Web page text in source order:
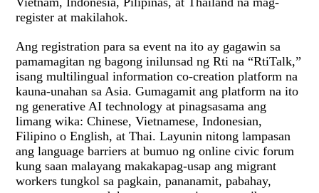
register at makilahok.
Ang registration para sa event na ito ay gagawin sa
pamamagitan ng bagong inilunsad ng Rti na “RtiTalk,”
isang multilingual information co-creation platform na
kauna-unahan sa Asia. Gumagamit ang platform na ito
ng generative AI technology at pinagsasama ang
limang wika: Chinese, Vietnamese, Indonesian,
Filipino o English, at Thai. Layunin nitong lampasan
ang language barriers at bumuo ng online civic forum
kung saan malayang makakapag-usap ang migrant
workers tungkol sa pagkain, pananamit, pabahay,